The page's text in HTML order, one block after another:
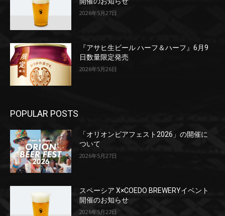
2026年5月27日
『アサヒ生ビール ハーフ＆ハーフ』6月9
日数量限定発売
2026年5月26日
POPULAR POSTS
「オリオンビアフェスト2026」の開催に
ついて
2026年5月27日
スペーシア X×COEDO BREWERYイベント
開催のお知らせ
2026年5月27日